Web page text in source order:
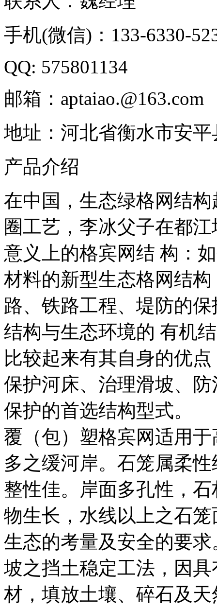
手机(微信)：133-6330-
QQ: 575801134
邮箱：aptaiao.@163.com
地址：河北省衡水市安
产品介绍
在中国，生态绿格网结
圈工艺，李冰父子在都
意义上的格宾网结 构：
材料的新型生态格网结
路、铁路工程、堤防的
结构与生态环境的 有机
比较起来有其自身的优
保护河床、治理滑坡、
保护的首选结构型式。
覆（包）塑格宾网适用
多之缓河岸。石笼属柔
整性佳。岸面多孔性，
物生长，水线以上之石
生态的考量及安全的要
坡之挡土稳定工法，因
材，填放土壤、碎石及